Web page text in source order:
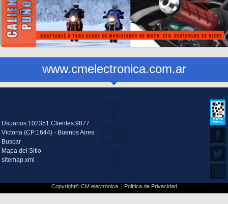
www.cmelectronica.com.ar
Usuarios:102351 Clientes:9877
Victoria (CP:1644) - Buenos Aires
Buscar
Mapa del Sitio
sitemap.xml
Copyright© CM electrónica. | Política de Privacidad